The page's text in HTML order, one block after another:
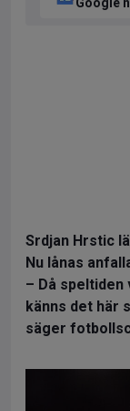
Srdjan Hrstic
Nu lånas
– Då
känns det här
säger